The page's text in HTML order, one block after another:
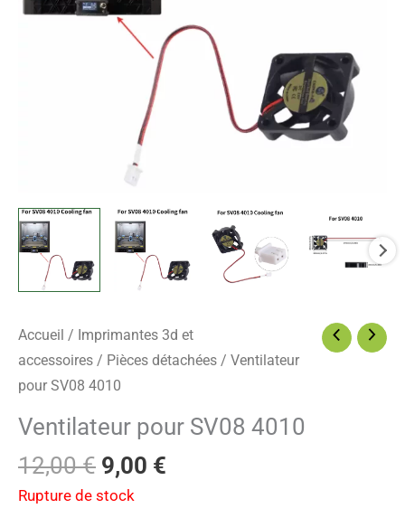
Accueil / Imprimantes 3d et
accessoires / Pièces détachées / Ventilateur
pour SV08 4010
Ventilateur pour SV08 4010
12,00€ 9,00 €
Rupture de stock